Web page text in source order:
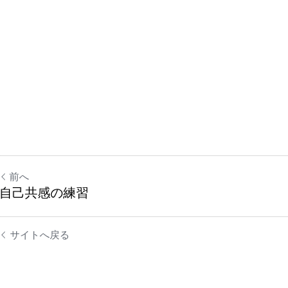
前へ
自己共感の練習
サイトへ戻る